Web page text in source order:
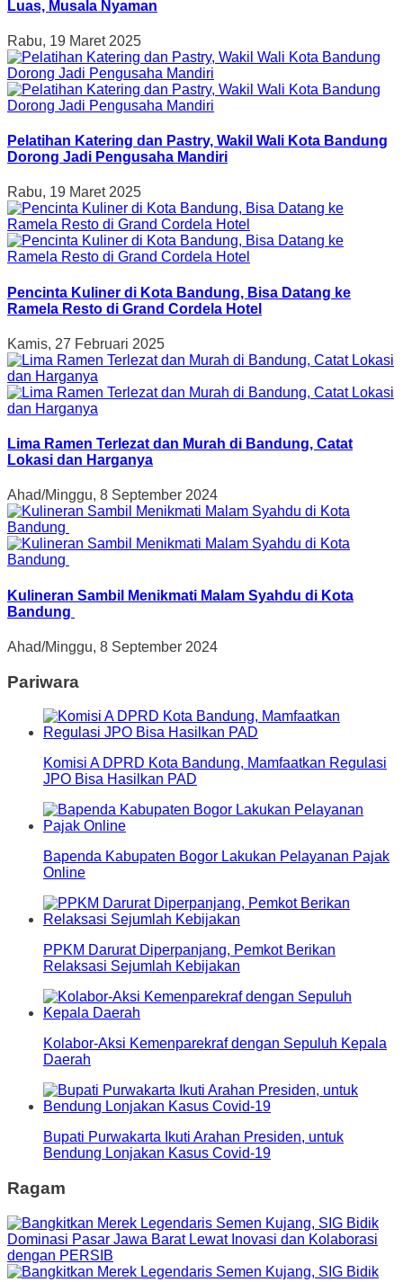
Luas, Musala Nyaman
Rabu, 19 Maret 2025
Pelatihan Katering dan Pastry, Wakil Wali Kota Bandung
Dorong Jadi Pengusaha Mandiri
Rabu, 19 Maret 2025
Pencinta Kuliner di Kota Bandung, Bisa Datang ke
Ramela Resto di Grand Cordela Hotel
Kamis, 27 Februari 2025
Lima Ramen Terlezat dan Murah di Bandung, Catat
Lokasi dan Harganya
Ahad/Minggu, 8 September 2024
Kulineran Sambil Menikmati Malam Syahdu di Kota
Bandung
Ahad/Minggu, 8 September 2024
Pariwara
Komisi A DPRD Kota Bandung, Mamfaatkan Regulasi
JPO Bisa Hasilkan PAD
Bapenda Kabupaten Bogor Lakukan Pelayanan Pajak
Online
PPKM Darurat Diperpanjang, Pemkot Berikan
Relaksasi Sejumlah Kebijakan
Kolabor-Aksi Kemenparekraf dengan Sepuluh Kepala
Daerah
Bupati Purwakarta Ikuti Arahan Presiden, untuk
Bendung Lonjakan Kasus Covid-19
Ragam